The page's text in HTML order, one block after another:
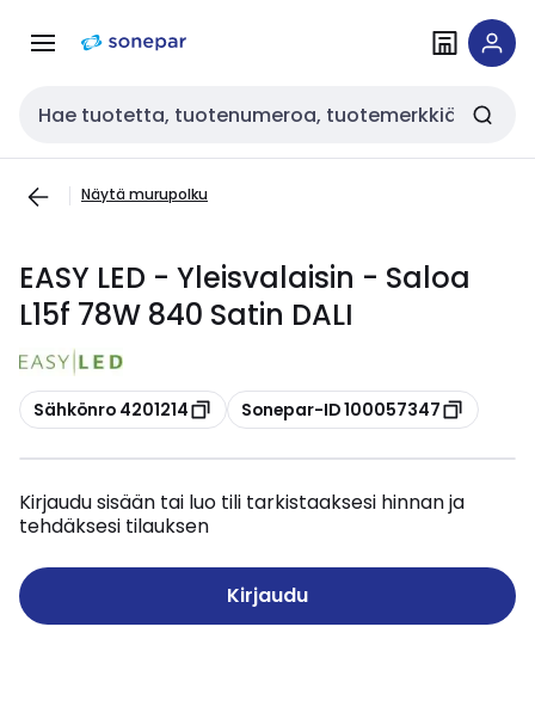
navigointiinsisältöön
Haku
Näytä murupolku
EASY LED - Yleisvalaisin - Saloa
L15f 78W 840 Satin DALI
Kopioi
Sähkönro 4201214 Kopioi
Sonepar-ID 100057347
Kirjaudu sisään tai luo tili tarkistaaksesi hinnan ja
tehdäksesi tilauksen
Kirjaudu